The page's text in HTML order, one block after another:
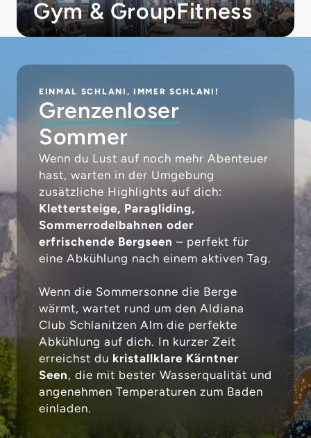
Gym & GroupFitness
EINMAL SCHLANI, IMMER SCHLANI!
Grenzenloser
Sommer
Wenn du Lust auf noch mehr Abenteuer
hast, warten in der Umgebung
zusätzliche Highlights auf dich:
Klettersteige, Paragliding,
Sommerrodelbahnen oder
erfrischende Bergseen – perfekt für
eine Abkühlung nach einem aktiven Tag.
Wenn die Sommersonne die Berge
wärmt, wartet rund um den Aldiana
Club Schlanitzen Alm die perfekte
Abkühlung auf dich. In kurzer Zeit
erreichst du kristallklare Kärntner
Seen, die mit bester Wasserqualität und
angenehmen Temperaturen zum Baden
einladen.